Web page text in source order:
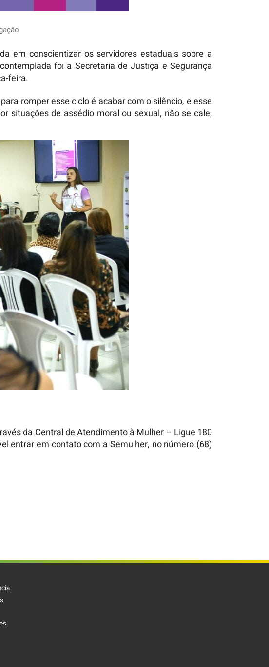
em conscientizar os servidores estaduais sobre a
foi a Secretaria de Justiça e Segurança
feira.
romper esse ciclo é acabar com o silêncio, e esse
situações de assédio moral ou sexual, não se cale,
da Central de Atendimento à Mulher – Ligue 180
entrar em contato com a Semulher, no número (68)